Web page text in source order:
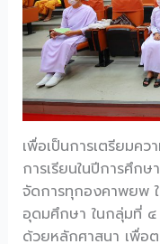
เพื่อเป็นการเตรียมค
การเรียนในปีการศึก
จัดการทุกองคาพยพ
อุดมศึกษา ในกลุ่มที่
ด้วยหลักศาสนา เพื่อ